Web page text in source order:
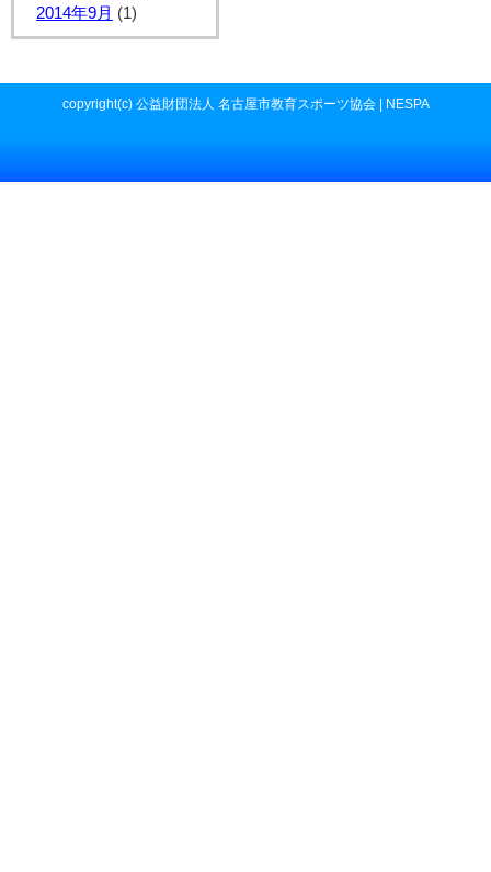
2014年9月 (1)
copyright(c) 公益財団法人 名古屋市教育スポーツ協会 | NESPA